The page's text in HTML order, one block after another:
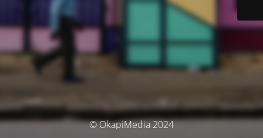
© OkapiMedia 2024